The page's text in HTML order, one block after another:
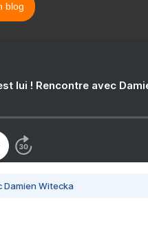
blog
lui ! Rencontre avec
Damien Witecka